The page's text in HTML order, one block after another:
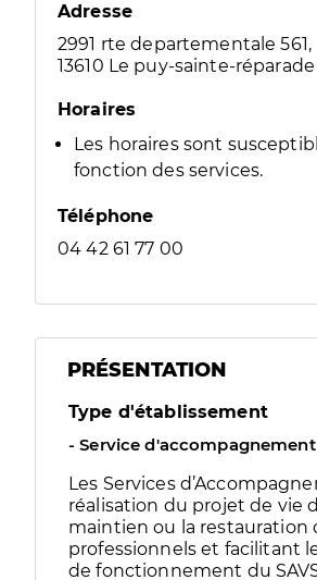
Adresse
2991 rte departementale 561,
13610 Le puy-sainte-réparade
Horaires
Les horaires sont
fonction des services.
Téléphone
04 42 61 77 00
PRÉSENTATION
Type d'établissement
- Service d'accompagnement
Les Services
réalisation du projet de vie
maintien ou la restauration
professionnels et facilitant
de fonctionnement du